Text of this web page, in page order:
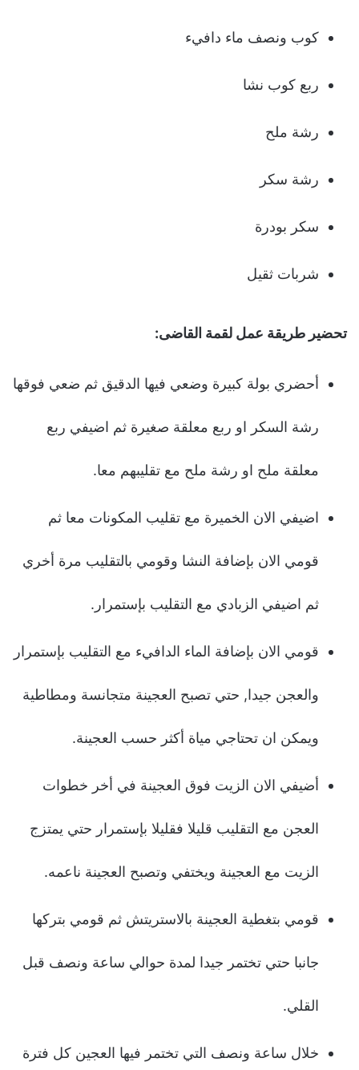
كوب ونصف ماء دافيء
ربع كوب نشا
رشة ملح
رشة سكر
سكر بودرة
شربات ثقيل
تحضير طريقة عمل لقمة القاضى:
أحضري بولة كبيرة وضعي فيها الدقيق ثم ضعي فوقها
رشة السكر او ربع معلقة صغيرة ثم اضيفي ربع
معلقة ملح او رشة ملح مع تقليبهم معا.
اضيفي الان الخميرة مع تقليب المكونات معا ثم
قومي الان بإضافة النشا وقومي بالتقليب مرة أخري
ثم اضيفي الزبادي مع التقليب بإستمرار.
قومي الان بإضافة الماء الدافيء مع التقليب بإستمرار
والعجن جيدا, حتي تصبح العجينة متجانسة ومطاطية
ويمكن ان تحتاجي مياة أكثر حسب العجينة.
أضيفي الان الزيت فوق العجينة في أخر خطوات
العجن مع التقليب قليلا فقليلا بإستمرار حتي يمتزج
الزيت مع العجينة ويختفي وتصبح العجينة ناعمه.
قومي بتغطية العجينة بالاستريتش ثم قومي بتركها
جانبا حتي تختمر جيدا لمدة حوالي ساعة ونصف قبل
القلي.
خلال ساعة ونصف التي تختمر فيها العجين كل فترة